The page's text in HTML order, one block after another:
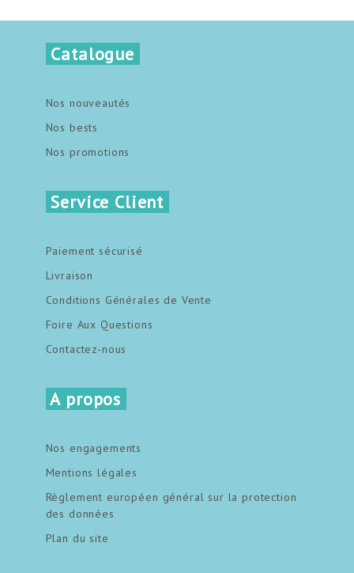
Catalogue
Nos nouveautés
Nos bests
Nos promotions
Service Client
Paiement sécurisé
Livraison
Conditions Générales de Vente
Foire Aux Questions
Contactez-nous
A propos
Nos engagements
Mentions légales
Règlement européen général sur la protection
des données
Plan du site